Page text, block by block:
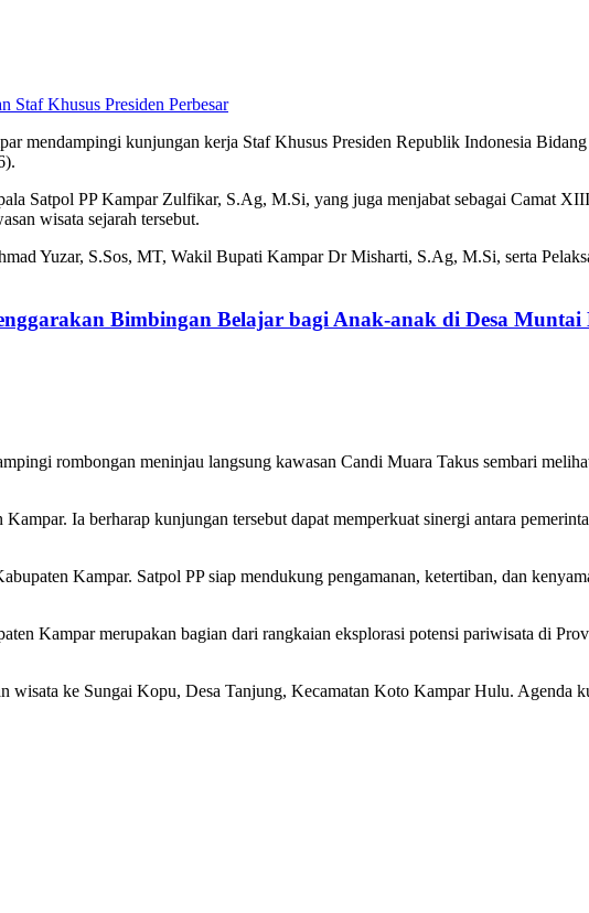
Perbesar
mendampingi kunjungan kerja Staf Khusus Presiden Republik Indonesia
Satpol PP Kampar Zulfikar, S.Ag, M.Si, yang juga menjabat sebagai Camat
wisata sejarah tersebut.
Yuzar, S.Sos, MT, Wakil Bupati Kampar Dr Misharti, S.Ag, M.Si, serta
Bimbingan Belajar bagi Anak-anak di Desa Muntai
rombongan meninjau langsung kawasan Candi Muara Takus sembari
Ia berharap kunjungan tersebut dapat memperkuat sinergi antara
Kampar. Satpol PP siap mendukung pengamanan, ketertiban, dan
Kampar merupakan bagian dari rangkaian eksplorasi potensi pariwisata di
ke Sungai Kopu, Desa Tanjung, Kecamatan Koto Kampar Hulu. Agenda